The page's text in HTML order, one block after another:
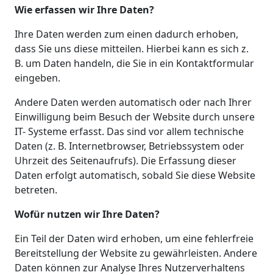
Wie erfassen wir Ihre Daten?
Ihre Daten werden zum einen dadurch erhoben,
dass Sie uns diese mitteilen. Hierbei kann es sich z.
B. um Daten handeln, die Sie in ein Kontaktformular
eingeben.
Andere Daten werden automatisch oder nach Ihrer
Einwilligung beim Besuch der Website durch unsere
IT- Systeme erfasst. Das sind vor allem technische
Daten (z. B. Internetbrowser, Betriebssystem oder
Uhrzeit des Seitenaufrufs). Die Erfassung dieser
Daten erfolgt automatisch, sobald Sie diese Website
betreten.
Wofür nutzen wir Ihre Daten?
Ein Teil der Daten wird erhoben, um eine fehlerfreie
Bereitstellung der Website zu gewährleisten. Andere
Daten können zur Analyse Ihres Nutzerverhaltens